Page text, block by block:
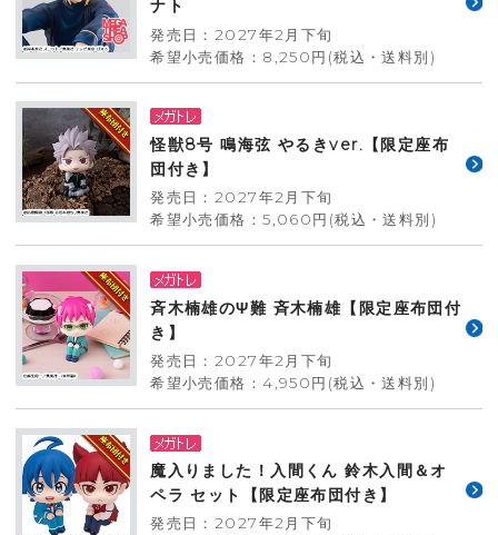
ナト
発売日：2027年2月下旬
希望小売価格：8,250円(税込・送料別)
怪獣8号 鳴海弦 やるきver.【限定座布
団付き】
発売日：2027年2月下旬
希望小売価格：5,060円(税込・送料別)
斉木楠雄のΨ難 斉木楠雄【限定座布団付
き】
発売日：2027年2月下旬
希望小売価格：4,950円(税込・送料別)
魔入りました！入間くん 鈴木入間＆オ
ペラ セット【限定座布団付き】
発売日：2027年2月下旬